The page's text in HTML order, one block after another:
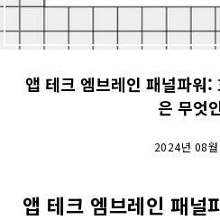
앱 테크 엠브레인 패널파워:
은 무엇
2024년 08
앱 테크 엠브레인 패널